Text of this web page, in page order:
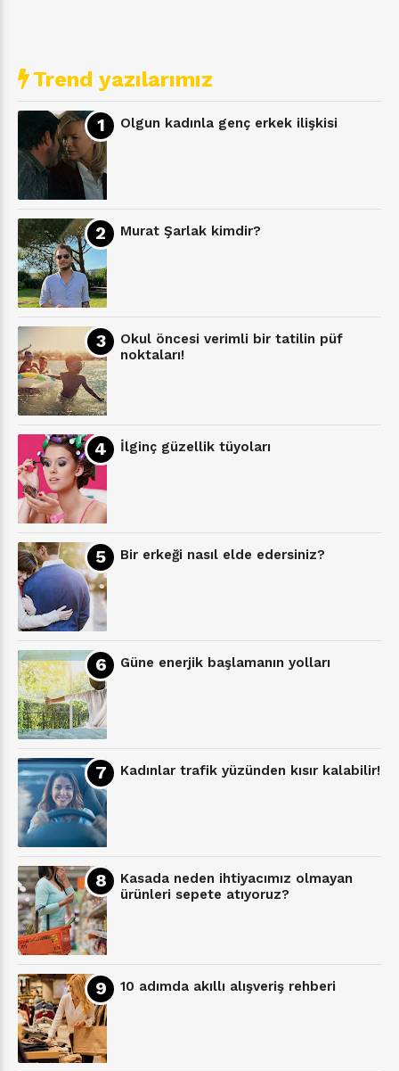
Trend yazılarımız
Olgun kadınla genç erkek ilişkisi
Murat Şarlak kimdir?
Okul öncesi verimli bir tatilin püf
noktaları!
İlginç güzellik tüyoları
Bir erkeği nasıl elde edersiniz?
Güne enerjik başlamanın yolları
Kadınlar trafik yüzünden kısır kalabilir!
Kasada neden ihtiyacımız olmayan
ürünleri sepete atıyoruz?
10 adımda akıllı alışveriş rehberi